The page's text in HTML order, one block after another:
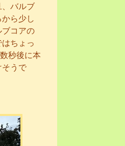
バルブ
ら少し
コアの
ちょっ
秒後に本
うで